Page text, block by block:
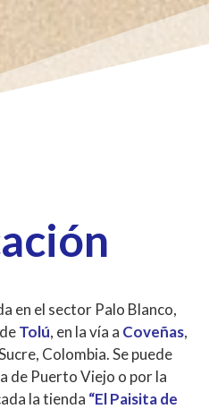
en el sector Palo Blanco,
Tolú, en la vía a Coveñas,
Colombia. Se puede
de Puerto Viejo o por la
la tienda “El Paisita de